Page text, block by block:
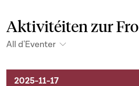
Aktivitéiten zur Fro
All d'Eventer
Aktivitéiten um Dossier